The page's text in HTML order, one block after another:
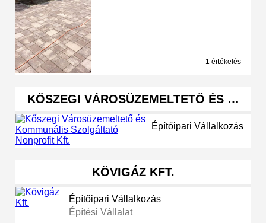
1 értékelés
KŐSZEGI VÁROSÜZEMELTETŐ ÉS …
Építőipari Vállalkozás
KÖVIGÁZ KFT.
Építőipari Vállalkozás
Építési Vállalat